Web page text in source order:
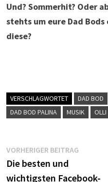
Und? Sommerhit? Oder
stehts um eure Dad
diese?
VERSCHLAGWORTET DAD BOD
DAD BOD PALINA
MUSIK OLLI
VORHERIGER BEITRAG
Die besten und
wichtigsten Facebook-